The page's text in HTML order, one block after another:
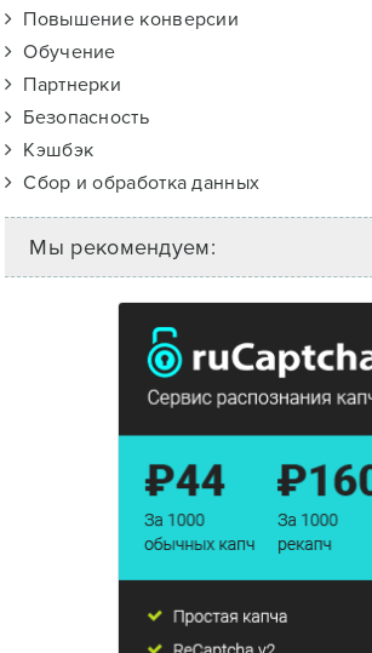
Повышение конверсии
Обучение
Партнерки
Безопасность
Кэшбэк
Сбор и обработка данных
Мы рекомендуем: